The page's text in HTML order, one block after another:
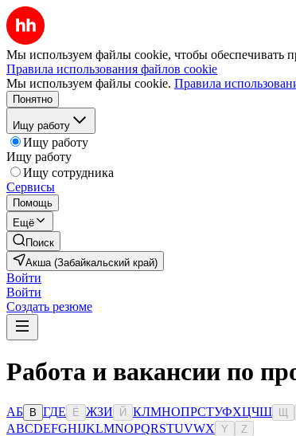
Мы используем файлы cookie, чтобы обеспечивать
Правила использования файлов cookie
Мы используем файлы cookie. Правила
Понятно
Ищу работу
Ищу работу
Ищу работу
Ищу сотрудника
Сервисы
Помощь
Ещё
Поиск
Акша (Забайкальский край)
Войти
Войти
Создать резюме
Работа и вакансии по
АБ В ГДЕ Ё ЖЗИ Й КЛМНОПРСТУФХЦЧШ
ABCDEFGHIJKLMNOPQRSTUVWX Y Z